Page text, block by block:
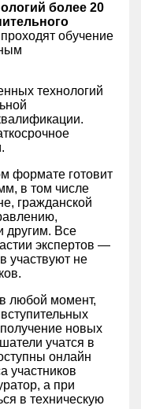
более 20
обучение
технологий
формате готовит
в том числе
гражданской
другим. Все
экспертов —
участвуют не
любой момент,
новых
учатся в
онлайн
участников
а при
в техническую